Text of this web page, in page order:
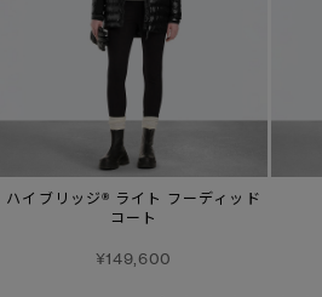
ハイブリッジ® ライト フーディッド
コート
¥149,600